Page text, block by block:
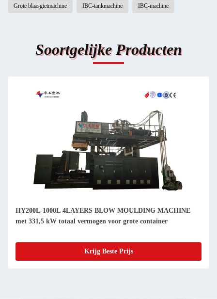
Grote blaasgietmachine IBC-tankmachine IBC-machine
Soortgelijke Producten
HY200L-1000L 4LAYERS BLOW MOULDING MACHINE
met 331,5 kW totaal vermogen voor grote container
Krijg Beste Prijs